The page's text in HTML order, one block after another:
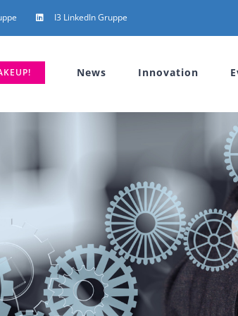
I3 LinkedIn Gruppe
News Innovation